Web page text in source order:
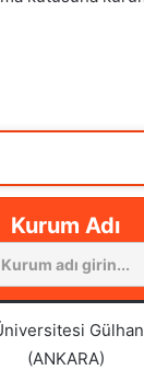
Kurum Adı
(ANKARA)